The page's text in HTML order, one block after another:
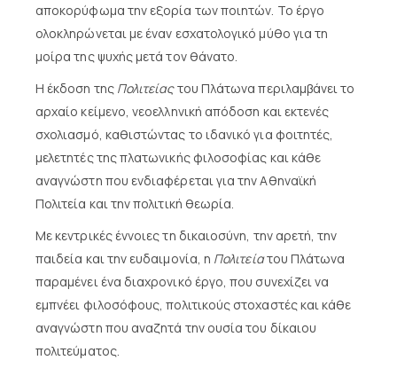
αποκορύφωμα την εξορία των ποιητών. Το έργο
ολοκληρώνεται με έναν εσχατολογικό μύθο για τη
μοίρα της ψυχής μετά τον θάνατο.
Η έκδοση της Πολιτείαςτου Πλάτωνα περιλαμβάνει το
αρχαίο κείμενο, νεοελληνική απόδοση και εκτενές
σχολιασμό, καθιστώντας το ιδανικό για φοιτητές,
μελετητές της πλατωνικής φιλοσοφίας και κάθε
αναγνώστη που ενδιαφέρεται για την Αθηναϊκή
Πολιτεία και την πολιτική θεωρία.
Με κεντρικές έννοιες τη δικαιοσύνη, την αρετή, την
παιδεία και την ευδαιμονία, η Πολιτείατου Πλάτωνα
παραμένει ένα διαχρονικό έργο, που συνεχίζει να
εμπνέει φιλοσόφους, πολιτικούς στοχαστές και κάθε
αναγνώστη που αναζητά την ουσία του δίκαιου
πολιτεύματος.